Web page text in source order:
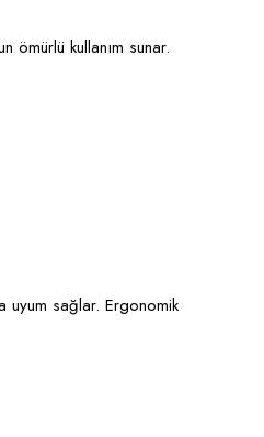
ömürlü kullanım sunar.
uyum sağlar. Ergonomik